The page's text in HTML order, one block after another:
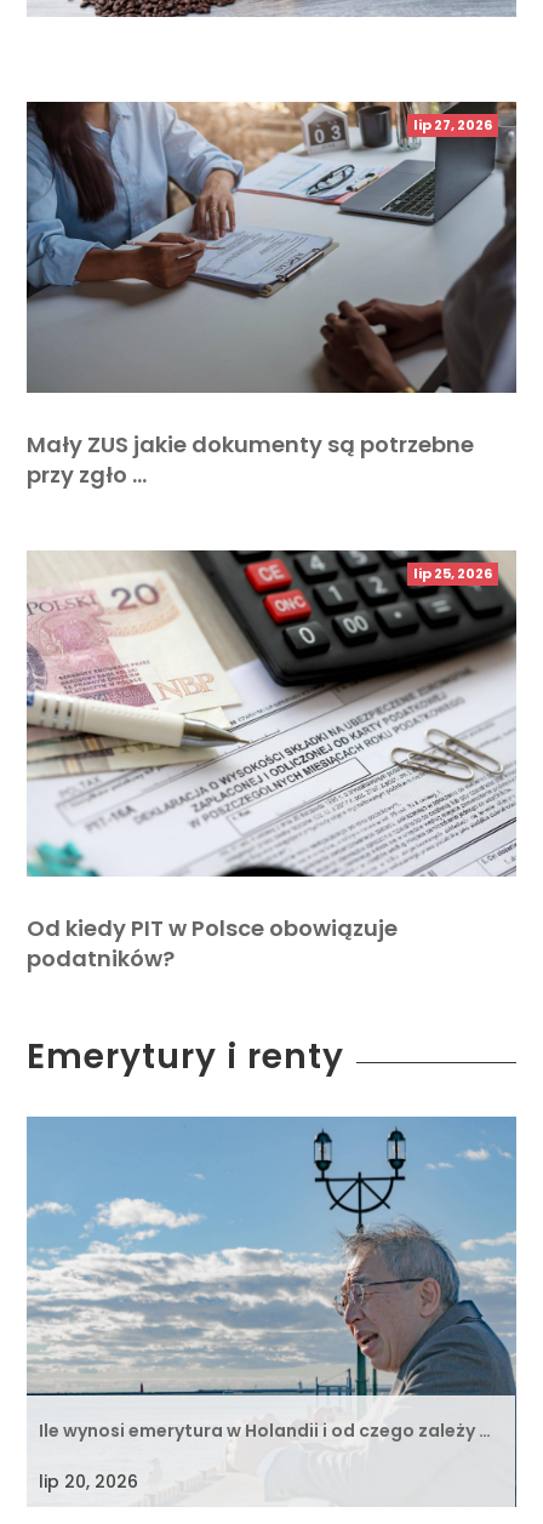
lip 27, 2026
Mały ZUS jakie dokumenty są potrzebne
przy zgło …
lip 25, 2026
Od kiedy PIT w Polsce obowiązuje
podatników?
Emerytury i renty
Ile wynosi emerytura w Holandii i od czego zależy …
lip 20, 2026